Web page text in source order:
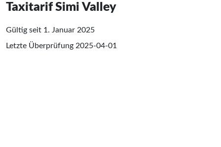
Taxitarif Simi Valley
Gültig seit 1. Januar 2025
Letzte Überprüfung 2025-04-01